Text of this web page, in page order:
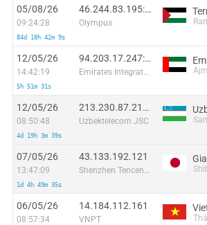
05/08/26
09:24:28
84d 18h 42m 9s
46.244.83.195:40586
Olympus
12/05/26
14:42:19
5h 51m 31s
94.203.17.247:42440
Emirates Integrated Telecommunications Company PJSC
12/05/26
08:50:48
4d 19h 3m 39s
213.230.87.210:51964
Uzbektelecom JSC
07/05/26
13:47:09
1d 4h 49m 35s
43.133.192.121
Shenzhen Tencent Computer Systems Company Limited
06/05/26
08:57:34
14.184.112.161
VNPT